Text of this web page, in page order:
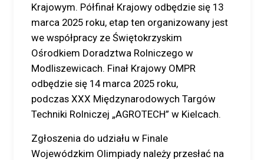
Krajowym. Półfinał Krajowy odbędzie się 13
marca 2025 roku, etap ten organizowany jest
we współpracy ze Świętokrzyskim
Ośrodkiem Doradztwa Rolniczego w
Modliszewicach. Finał Krajowy OMPR
odbędzie się 14 marca 2025 roku,
podczas XXX Międzynarodowych Targów
Techniki Rolniczej „AGROTECH” w Kielcach.
Zgłoszenia do udziału w Finale
Wojewódzkim Olimpiady należy przesłać na